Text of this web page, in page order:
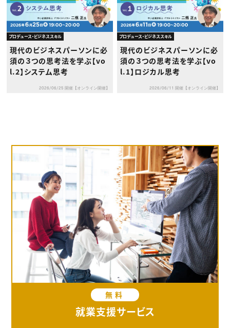
プロデュース・ビジネススキル
現代のビジネスパーソンに必
須の３つの思考法を学ぶ【vo
l.2】システム思考
2026/06/25 開催【オンライン開催】
プロデュース・ビジネススキル
現代のビジネスパーソンに必
須の３つの思考法を学ぶ【vo
l.1】ロジカル思考
2026/06/11 開催【オンライン開催】
無料
就業支援サービス